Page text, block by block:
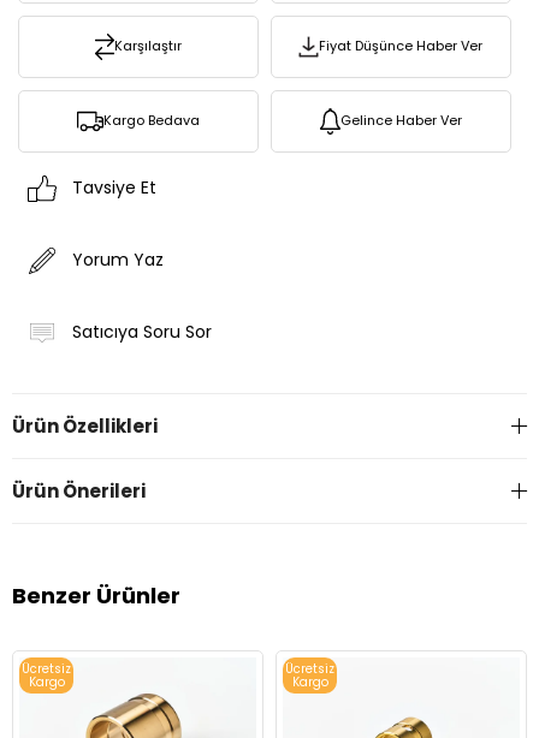
Karşılaştır Fiyat Düşünce Haber Ver
Kargo Bedava Gelince Haber Ver
Tavsiye Et
Yorum Yaz
Satıcıya Soru Sor
Ürün Özellikleri
Ürün Önerileri
Benzer Ürünler
Ücretsiz
Kargo
Ücretsiz
Kargo